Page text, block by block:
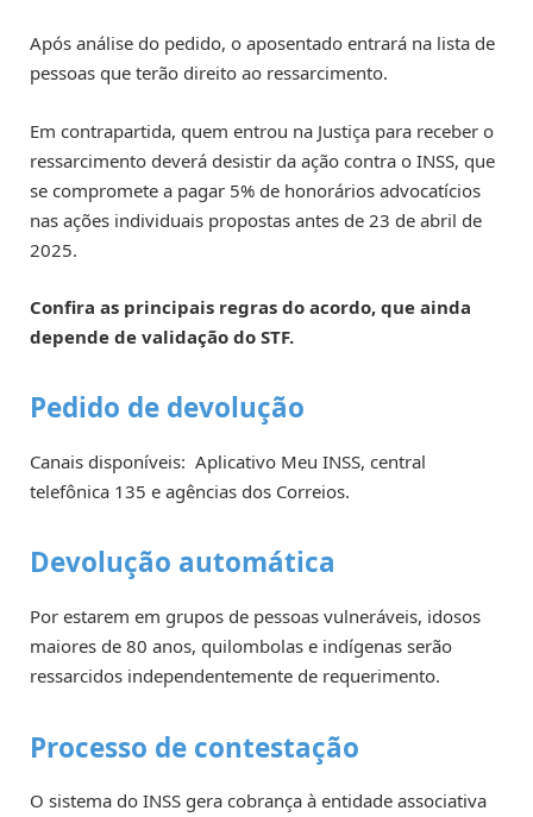
Após análise do pedido, o aposentado entrará na lista de
pessoas que terão direito ao ressarcimento.
Em contrapartida, quem entrou na Justiça para receber o
ressarcimento deverá desistir da ação contra o INSS, que
se compromete a pagar 5% de honorários advocatícios
nas ações individuais propostas antes de 23 de abril de
2025.
Confira as principais regras do acordo, que ainda
depende de validação do STF.
Pedido de devolução
Canais disponíveis: Aplicativo Meu INSS, central
telefônica 135 e agências dos Correios.
Devolução automática
Por estarem em grupos de pessoas vulneráveis, idosos
maiores de 80 anos, quilombolas e indígenas serão
ressarcidos independentemente de requerimento.
Processo de contestação
O sistema do INSS gera cobrança à entidade associativa